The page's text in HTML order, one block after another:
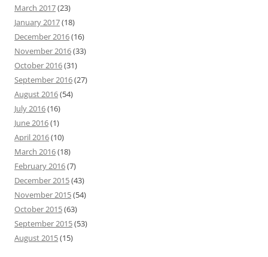
March 2017(23)
January 2017(18)
December 2016(16)
November 2016(33)
October 2016(31)
September 2016(27)
August 2016(54)
July 2016(16)
June 2016(1)
April 2016(10)
March 2016(18)
February 2016(7)
December 2015(43)
November 2015(54)
October 2015(63)
September 2015(53)
August 2015(15)